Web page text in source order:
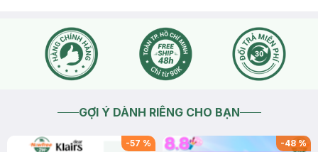
GỢI Ý DÀNH RIÊNG CHO BẠN
-57 % -48%